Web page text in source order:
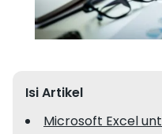
Isi Artikel
Microsoft Excel